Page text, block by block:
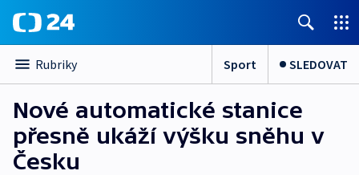
Rubriky Sport SLEDOVAT
Nové automatické stanice
přesně ukáží výšku sněhu v
Česku